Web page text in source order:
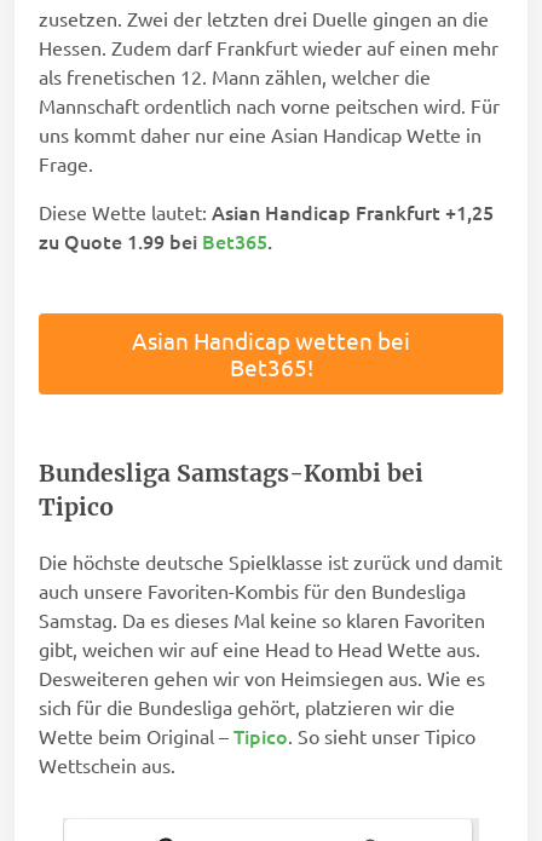
zusetzen. Zwei der letzten drei Duelle gingen an die
Hessen. Zudem darf Frankfurt wieder auf einen mehr
als frenetischen 12. Mann zählen, welcher die
Mannschaft ordentlich nach vorne peitschen wird. Für
uns kommt daher nur eine Asian Handicap Wette in
Frage.
Diese Wette lautet: Asian Handicap Frankfurt +1,25
zu Quote 1.99 bei Bet365.
Asian Handicap wetten bei
Bet365!
Bundesliga Samstags-Kombi bei
Tipico
Die höchste deutsche Spielklasse ist zurück und damit
auch unsere Favoriten-Kombis für den Bundesliga
Samstag. Da es dieses Mal keine so klaren Favoriten
gibt, weichen wir auf eine Head to Head Wette aus.
Desweiteren gehen wir von Heimsiegen aus. Wie es
sich für die Bundesliga gehört, platzieren wir die
Wette beim Original – Tipico . So sieht unser Tipico
Wettschein aus.